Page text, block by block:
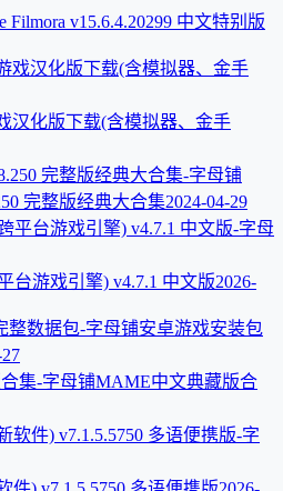
Filmora v15.6.4.20299 中文特别版
汉化版下载(含模拟器、金手
完整版经典大合集2024-04-29
台游戏引擎) v4.7.1 中文版2026-
安卓游戏安装包
MAME中文典藏版合